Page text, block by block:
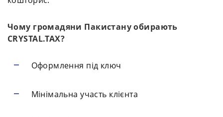
Чому громадяни Пакистану обирають
CRYSTAL.TAX?
Оформлення під ключ
Мінімальна участь клієнта